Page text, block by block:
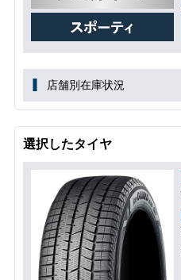
店舗別在庫状況
選択したタイヤ